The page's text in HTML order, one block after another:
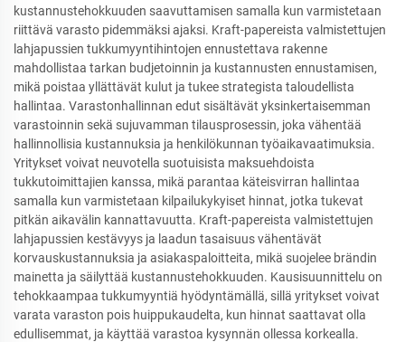
kustannustehokkuuden saavuttamisen samalla kun varmistetaan
riittävä varasto pidemmäksi ajaksi. Kraft-papereista valmistettujen
lahjapussien tukkumyyntihintojen ennustettava rakenne
mahdollistaa tarkan budjetoinnin ja kustannusten ennustamisen,
mikä poistaa yllättävät kulut ja tukee strategista taloudellista
hallintaa. Varastonhallinnan edut sisältävät yksinkertaisemman
varastoinnin sekä sujuvamman tilausprosessin, joka vähentää
hallinnollisia kustannuksia ja henkilökunnan työaikavaatimuksia.
Yritykset voivat neuvotella suotuisista maksuehdoista
tukkutoimittajien kanssa, mikä parantaa käteisvirran hallintaa
samalla kun varmistetaan kilpailukykyiset hinnat, jotka tukevat
pitkän aikavälin kannattavuutta. Kraft-papereista valmistettujen
lahjapussien kestävyys ja laadun tasaisuus vähentävät
korvauskustannuksia ja asiakaspaloitteita, mikä suojelee brändin
mainetta ja säilyttää kustannustehokkuuden. Kausisuunnittelu on
tehokkaampaa tukkumyyntiä hyödyntämällä, sillä yritykset voivat
varata varaston pois huippukaudelta, kun hinnat saattavat olla
edullisemmat, ja käyttää varastoa kysynnän ollessa korkealla.